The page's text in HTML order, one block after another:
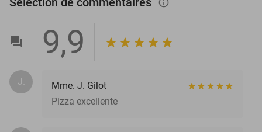
9,9
J.
Mme. J. Gilot
Pizza excellente